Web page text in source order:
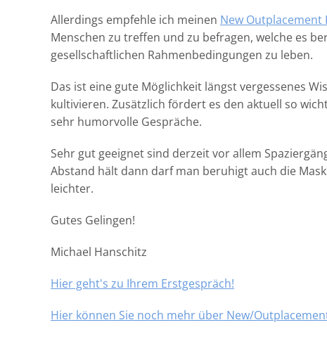
Allerdings empfehle ich meinen New Outplacement
Menschen zu treffen und zu befragen, welche es
gesellschaftlichen Rahmenbedingungen zu leben.
Das ist eine gute Möglichkeit längst vergessenes
kultivieren. Zusätzlich fördert es den aktuell so
sehr humorvolle Gespräche.
Sehr gut geeignet sind derzeit vor allem
Abstand hält dann darf man beruhigt auch die
leichter.
Gutes Gelingen!
Michael Hanschitz
Hier geht's zu Ihrem Erstgespräch!
Hier können Sie noch mehr über New/